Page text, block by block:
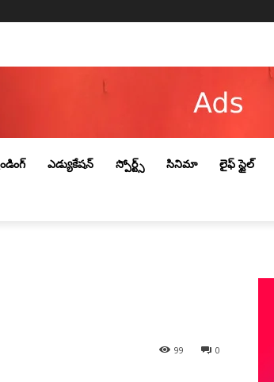
ఎడ్యుకేషన్ స్పోర్ట్స్ సినిమా లైఫ్ స్టైల్
0
99